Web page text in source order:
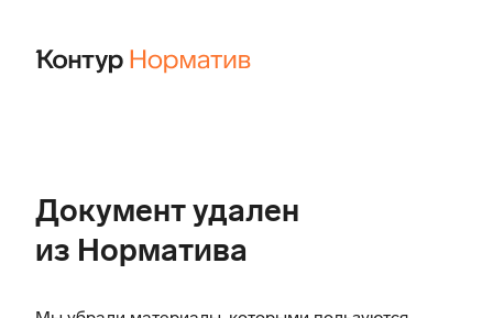
Документ удален
из Норматива